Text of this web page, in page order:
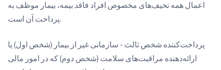
اعمال همه تخیف‌های مخصوص افراد فاقد بیمه، بیمار موظف به
پرداخت آن است.
پرداخت‌کننده شخص ثالث - سازمانی غیر از بیمار (شخص اول) یا
ارائه‌دهنده مراقبت‌های سلامت (شخص دوم) که در امور مالی